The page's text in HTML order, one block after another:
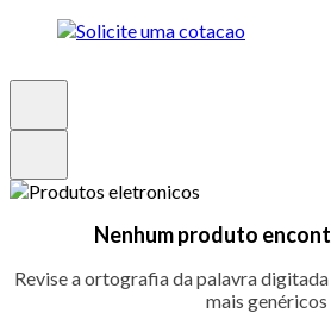
Nenhum produto
Revise a ortografia da palavra digitada
mais genéricos